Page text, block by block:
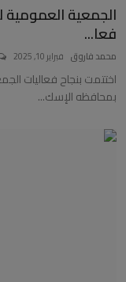
الجمعية العمومية
فعا...
محمد فاروق فبراير 10, 2025
اختتمت بنجاح فعاليات
بمحافظه الإسك...